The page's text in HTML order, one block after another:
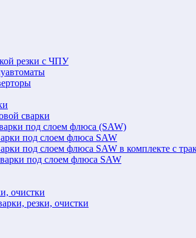
резки с ЧПУ
сварки
под слоем флюса (SAW)
под слоем флюса SAW
под слоем флюса SAW в комплекте с
под слоем флюса SAW
очистки
резки, очистки